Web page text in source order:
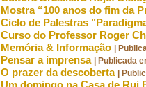
Mostra “100 anos do fim da
Ciclo de Palestras
Curso do Professor Roger
Memória & Informação |
Pensar a imprensa | Publicada
O prazer da descoberta |
Um domingo na Casa de Rui